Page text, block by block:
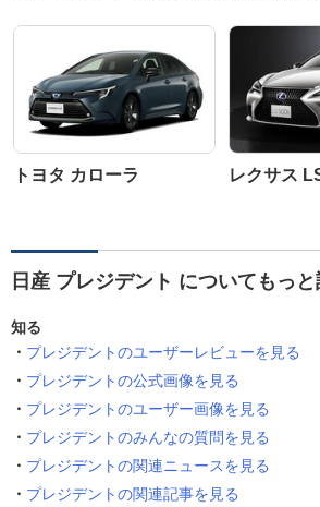
トヨタ カローラ レクサス
日産 プレジデント についてもっと
知る
プレジデントのユーザーレビューを見る
プレジデントの公式画像を見る
プレジデントのユーザー画像を見る
プレジデントのみんなの質問を見る
プレジデントの関連ニュースを見る
プレジデントの関連記事を見る